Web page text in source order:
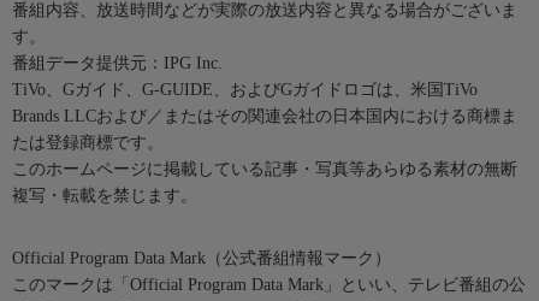
番組内容、放送時間などが実際の放送内容と異なる場合がございま
す。
番組データ提供元：IPG Inc.
TiVo、Gガイド、G-GUIDE、およびGガイドロゴは、米国TiVo
Brands LLCおよび／またはその関連会社の日本国内における商標ま
たは登録商標です。
このホームページに掲載している記事・写真等あらゆる素材の無断
複写・転載を禁じます。
Official Program Data Mark（公式番組情報マーク）
このマークは「Official Program Data Mark」といい、テレビ番組の公